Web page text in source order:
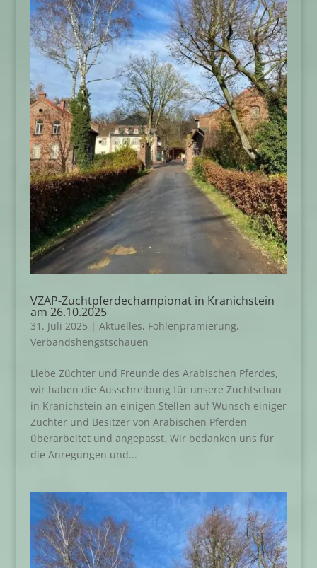
VZAP-Zuchtpferdechampionat in Kranichstein
am 26.10.2025
31. Juli 2025 | Aktuelles, Fohlenprämierung,
Verbandshengstschauen
Liebe Züchter und Freunde des Arabischen Pferdes,
wir haben die Ausschreibung für unsere Zuchtschau
in Kranichstein an einigen Stellen auf Wunsch einiger
Züchter und Besitzer von Arabischen Pferden
überarbeitet und angepasst. Wir bedanken uns für
die Anregungen und...